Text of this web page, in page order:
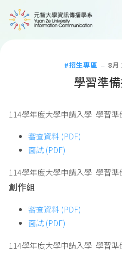
招生專區 8月
學習準
114學年度大學申請入學 學習準
審查資料 (PDF)
面試 (PDF)
114學年度大學申請入學 學習準
創作組
審查資料 (PDF)
面試 (PDF)
114學年度大學申請入學 學習準